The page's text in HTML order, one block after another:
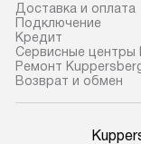
Доставка и оплата
Подключение
Кредит
Сервисные центры
Ремонт
Возврат и обмен